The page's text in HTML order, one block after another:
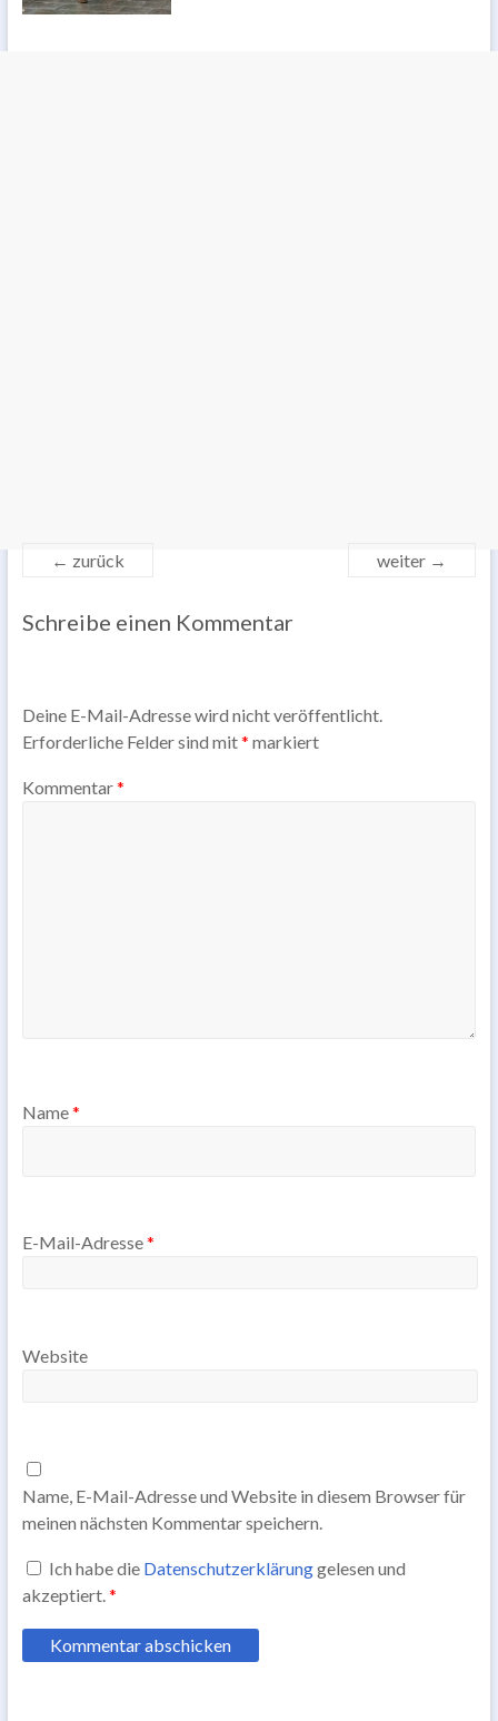
← zurück weiter →
Schreibe einen Kommentar
Deine E-Mail-Adresse wird nicht veröffentlicht.
Erforderliche Felder sind mit* markiert
Kommentar*
Name*
E-Mail-Adresse*
Website
Name, E-Mail-Adresse und Website in diesem Browser für
meinen nächsten Kommentar speichern.
Ich habe die Datenschutzerklärunggelesen und
akzeptiert.*